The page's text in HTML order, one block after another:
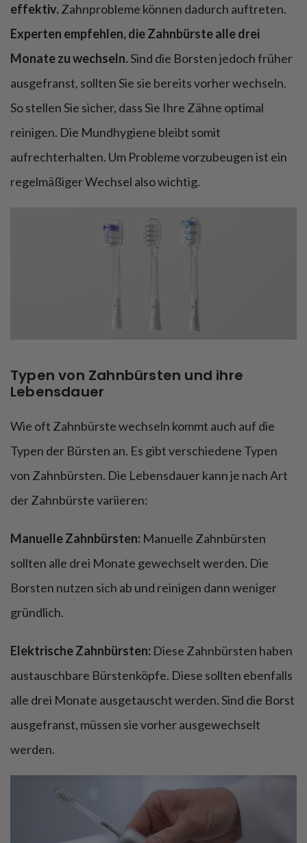
effektiv.Zahnprobleme können dadurch auftreten.
Experten empfehlen, die Zahnbürste alle drei
Monate zu wechseln.Sind die Borsten jedoch früher
ausgefranst, sollten Sie sie bereits vorher wechseln.
So stellen Sie sicher, dass Sie Ihre Zähne optimal
reinigen. Die Mundhygiene bleibt somit
aufrechterhalten. Um Probleme vorzubeugen ist ein
regelmäßiger Wechsel also wichtig.
Typen von Zahnbürsten und ihre
Lebensdauer
Wie oft Zahnbürste wechseln kommt auch auf die
Typen der Bürsten an. Es gibt verschiedene Typen
von Zahnbürsten. Die Lebensdauer kann je nach Art
der Zahnbürste variieren:
Manuelle Zahnbürsten: Manuelle Zahnbürsten
sollten alle drei Monate gewechselt werden. Die
Borsten nutzen sich ab und reinigen dann weniger
gründlich.
Elektrische Zahnbürsten: Diese Zahnbürsten haben
austauschbare Bürstenköpfe. Diese sollten ebenfalls
alle drei Monate ausgetauscht werden. Sind die Borst
ausgefranst, müssen sie vorher ausgewechselt
werden.